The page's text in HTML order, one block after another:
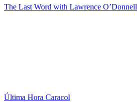
The Last Word with Lawrence O’Donnell
Última Hora Caracol